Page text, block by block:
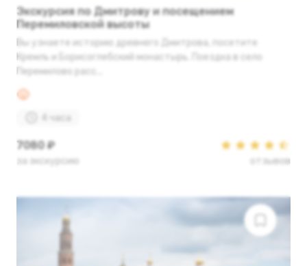
Экскурсия по Дмитрову и посещением
Перемиловской высоты
Вы узнаете историю древнего Дмитрова, посетите
Кремль и Борисоглебский монастырь. Поездка в село
Перемилово расс...
4 часа
7080 ₽
за экскурсию отзывов